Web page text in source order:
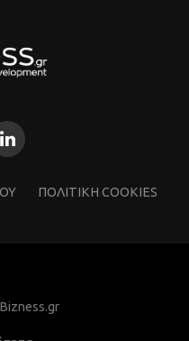
ΠΟΛΙΤΙΚΗ COOKIES